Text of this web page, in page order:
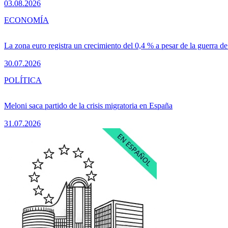
03.08.2026
La zona euro registra un crecimiento del 0,4 % a pesar de la guerra
30.07.2026
ECONOMÍA
Meloni saca partido de la crisis migratoria en España
31.07.2026
POLÍTICA